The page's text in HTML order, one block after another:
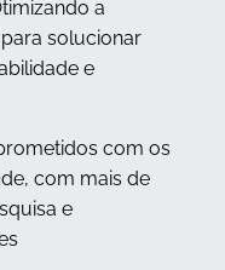
a
solucionar
e
com os
com mais de
e